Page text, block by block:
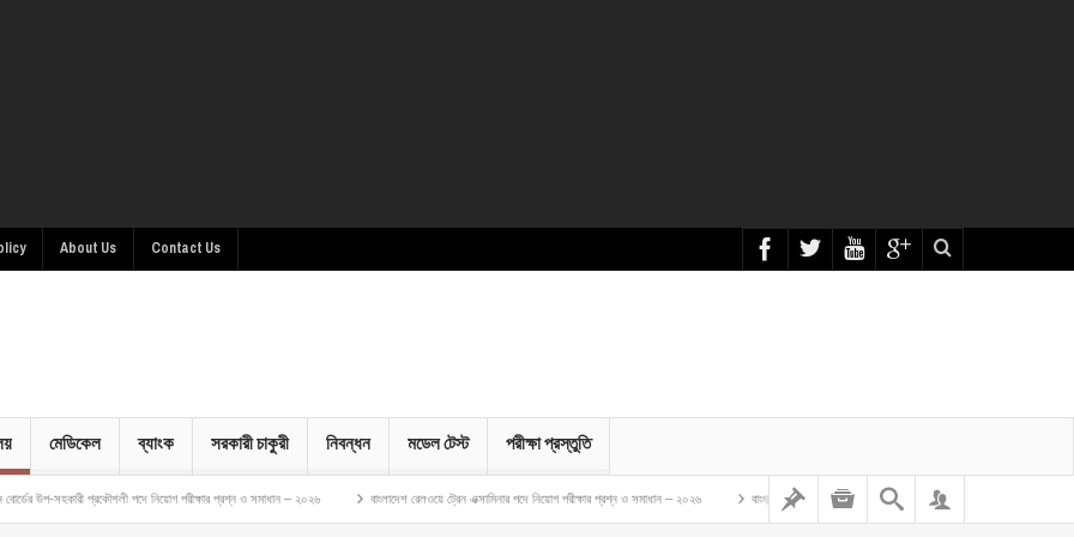
About Us Contact Us
মেডিকেল ব্যাংক সরকারী চাকুরী নিবন্ধন মডেল টেস্ট পরীক্ষা প্রস্তুতি
প্রকৌশলী পদে নিয়োগ পরীক্ষার প্রশ্ন ও সমাধান – ২০২৬ বাংলাদেশ রেলওয়ে ট্রেন এক্সামিনার পদে নিয়োগ পরীক্ষার প্রশ্ন ও সমাধান – ২০২৬ বাংলাদেশ গম ও ভুট্টা গবেষণা ইনস্টিটিউট এর অফিস সহকারী কাম কম্পিউটার মুদ্রাক্ষরিক নিয়োগ